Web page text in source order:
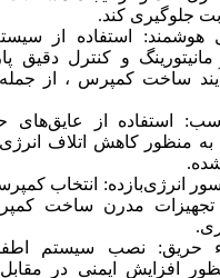
جلوگیری کند.
هوشمند: استفاده از
و کنترل دقیق
ساخت کمپرس ، از
استفاده از عایق‌های
منظور کاهش اتلاف
شده.
انرژی‌بازده: انتخاب
و تجهیزات مدرن ساخت
حریق: نصب سیستم
افزایش ایمنی در